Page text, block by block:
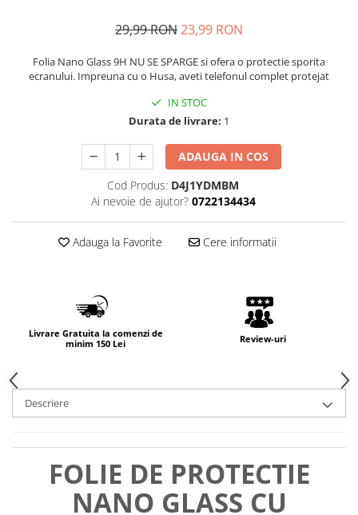
29,99 RON23,99 RON
Folia Nano Glass 9H NU SE SPARGE si ofera o protectie sporita
ecranului. Impreuna cu o Husa, aveti telefonul complet protejat
IN STOC
Durata de livrare: 1
ADAUGA IN COS
Cod Produs: D4J1YDMBM
Ai nevoie de ajutor? 0722134434
Adauga la Favorite Cere informatii
Livrare Gratuita la comenzi de
minim 150 Lei
Review-uri
Descriere
FOLIE DE PROTECTIE
NANO GLASS CU